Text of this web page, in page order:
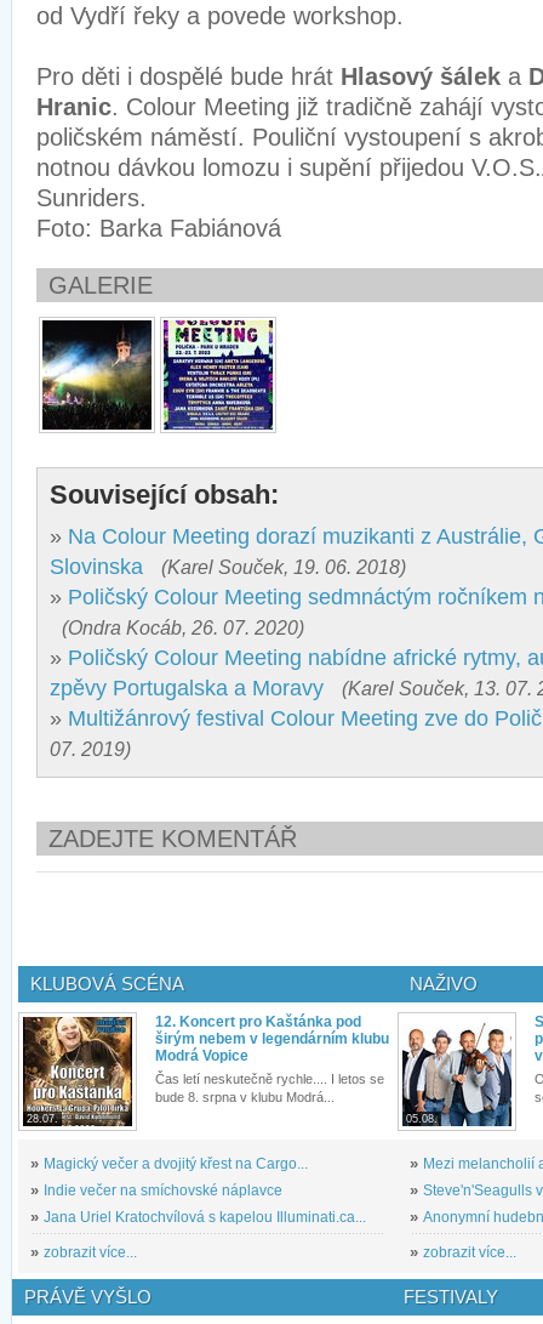
od Vydří řeky a povede workshop.
Pro děti i dospělé bude hrát Hlasový šálek a
Hranic. Colour Meeting již tradičně zahájí
poličském náměstí. Pouliční vystoupení s
notnou dávkou lomozu i supění přijedou
Sunriders.
Foto: Barka Fabiánová
GALERIE
Související obsah:
» Na Colour Meeting dorazí muzikanti z Austrálie,
Slovinska
(Karel Souček, 19. 06. 2018)
» Poličský Colour Meeting sedmnáctým ročníkem
(Ondra Kocáb, 26. 07. 2020)
» Poličský Colour Meeting nabídne africké rytmy,
zpěvy Portugalska a Moravy
(Karel Souček, 13. 07.
» Multižánrový festival Colour Meeting zve do
07. 2019)
ZADEJTE KOMENTÁŘ
KLUBOVÁ SCÉNA
28.07.
12. Koncert pro Kaštánka pod
širým nebem v legendárním klubu
Modrá Vopice
Čas letí neskutečně rychle.... I letos se
bude 8. srpna v klubu Modrá...
» Magický večer a dvojitý křest na Cargo...
» Indie večer na smíchovské náplavce
» Jana Uriel Kratochvílová s kapelou Illuminati.ca...
» zobrazit více...
NAŽIVO
05.08.
» Mezi melancholií
» Steve'n'Seagulls
» Anonymní
» zobrazit více...
PRÁVĚ VYŠLO FESTIVALY